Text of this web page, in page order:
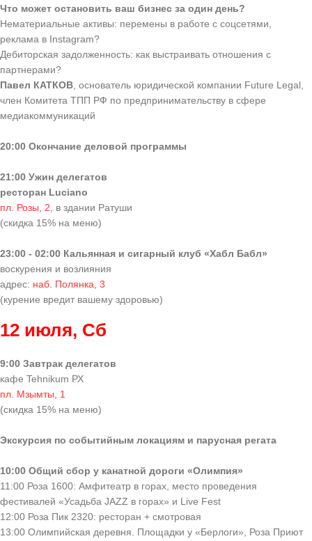
Что может остановить ваш бизнес за один день?
Нематериальные активы: перемены в работе с соцсетями,
реклама в Instagram?
Дебиторская задолженность: как выстраивать отношения с
партнерами?
Павел КАТКОВ , основатель юридической компании Future Legal,
член Комитета ТПП РФ по предпринимательству в сфере
медиакоммуникаций
20:00 Окончание деловой программы
21:00 Ужин делегатов
ресторан Luciano
пл. Розы, 2 , в здании Ратуши
(скидка 15% на меню)
23:00 - 02:00 Кальянная и сигарный клуб «Хабл Бабл»
воскурения и возлияния
адрес: наб. Полянка, 3
(курение вредит вашему здоровью)
12 июля, Сб
9:00 Завтрак делегатов
кафе Tehnikum РХ
пл. Мзымты, 1
(скидка 15% на меню)
Экскурсия по событийным локациям и парусная регата
10:00 Общий сбор у канатной дороги «Олимпия»
11:00 Роза 1600: Амфитеатр в горах, место проведения
фестивалей «Усадьба JAZZ в горах» и Live Fest
12:00 Роза Пик 2320: ресторан + смотровая
13:00 Олимпийская деревня. Площадки у «Берлоги», Роза Приют